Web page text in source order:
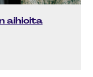
aihioita